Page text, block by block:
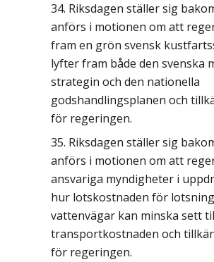
Riksdagen ställer sig
anförs i motionen om att
fram en grön svensk
lyfter fram både den svenska
strategin och den nationella
godshandlingsplanen och
för regeringen.
Riksdagen ställer sig
anförs i motionen om att
ansvariga myndigheter i
hur lotskostnaden för
vattenvägar kan minska sett
transportkostnaden och
för regeringen.